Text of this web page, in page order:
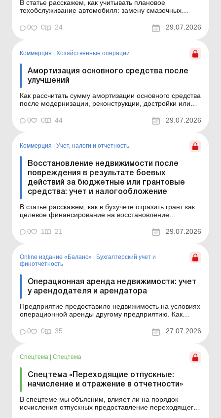
В статье расскажем, как учитывать плановое
техобслуживание автомобиля: замену смазочных
другие регулярные расходы, поддерживающие авто в
рабочем состоянии, а также каковы возможные
средства: ремонты...
0 0 24 29.07.2026
Коммерция | Хозяйственные операции
Амортизация основного средства после
улучшений
Как рассчитать сумму амортизации основного средства
после модернизации, реконструкции, достройки или
Основные средства: ремонты, модернизация,
восстановлен...
0 0 44 29.07.2026
Коммерция Учет, налоги и отчетность
Восстановление недвижимости после
повреждения в результате боевых
действий за бюджетные или грантовые
средства: учет и налогообложение
В статье расскажем, как в бухучете отразить грант как
целевое финансирование на восстановление
имущества, в какой момент отражать доход от такого
финансирования и что делать с расходами на
капитализирова...
0 1 21 29.07.2026
Online издание «Баланс»
Бухгалтерский учет и
финотчетность
Операционная аренда недвижимости: учет
у арендодателя и арендатора
Предприятие предоставило недвижимость на условиях
операционной аренды другому предприятию. Как
арендатору, которые являются плательщиками налога
аренда являе...
0 0 35 27.07.2026
Спецтема | Спецтема
Спецтема «Переходящие отпускные:
начисление и отражение в отчетности»
В спецтеме мы объясним, влияет ли на порядок
исчисления отпускных предоставление переходящего